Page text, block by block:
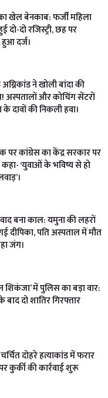
खेल बेनकाब: फर्जी महिला
दो-दो रजिस्ट्री, छह पर
दर्ज।
ने खोली बांदा की
अस्पतालों और कोचिंग सेंटरों
के दावों की निकली हवा।
पर कांग्रेस का केंद्र सरकार पर
कहा- ‘युवाओं के भविष्य से हो
बना काल: यमुना की लहरों
दीपिका, पति अस्पताल में मौत
जंग।
में पुलिस का बड़ा वार:
दो शातिर गिरफ्तार
दोहरे हत्याकांड में फरार
कुर्की की कार्रवाई शुरू